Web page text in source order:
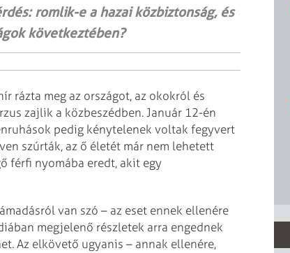
romlik-e a hazai közbiztonság, és
következtében?
rázta meg az országot, az okokról és
zajlik a közbeszédben. Január 12-én
pedig kénytelenek voltak fegyvert
szúrták, az ő életét már nem lehetett
férfi nyomába eredt, akit egy
van szó – az eset ennek ellenére
megjelenő részletek arra engednek
Az elkövető ugyanis – annak ellenére,